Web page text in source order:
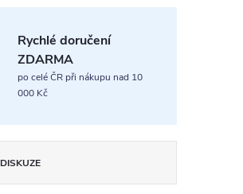
Rychlé doručení
ZDARMA
po celé ČR při nákupu nad 10
000 Kč
DISKUZE